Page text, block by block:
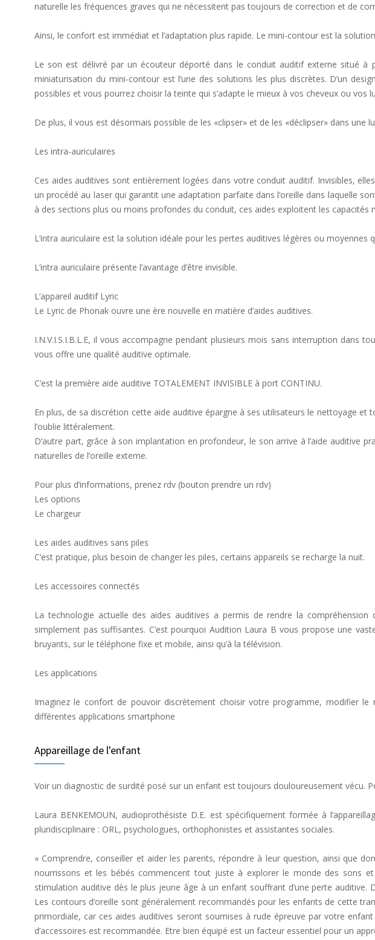
naturelle les fréquences graves qui ne nécessitent pas toujours de correction et de
Ainsi, le confort est immédiat et l’adaptation plus rapide. Le mini-contour est la
Le son est délivré par un écouteur déporté dans le conduit auditif externe situé
miniaturisation du mini-contour est l’une des solutions les plus discrètes. D’un
possibles et vous pourrez choisir la teinte qui s’adapte le mieux à vos cheveux ou vos
De plus, il vous est désormais possible de les «clipser» et de les «déclipser» dans une
Les intra-auriculaires
Ces aides auditives sont entièrement logées dans votre conduit auditif. Invisibles,
un procédé au laser qui garantit une adaptation parfaite dans l’oreille dans laquelle
à des sections plus ou moins profondes du conduit, ces aides exploitent les capacités
L’intra auriculaire est la solution idéale pour les pertes auditives légères ou moyennes
L’intra auriculaire présente l’avantage d’être invisible.
L’appareil auditif Lyric
Le Lyric de Phonak ouvre une ère nouvelle en matière d’aides auditives.
I.N.V.I.S.I.B.L.E, il vous accompagne pendant plusieurs mois sans interruption
vous offre une qualité auditive optimale.
C’est la première aide auditive TOTALEMENT INVISIBLE à port CONTINU.
En plus, de sa discrétion cette aide auditive épargne à ses utilisateurs le nettoyage
l’oublie littéralement.
D’autre part, grâce à son implantation en profondeur, le son arrive à l’aide auditive
naturelles de l’oreille externe.
Pour plus d’informations, prenez rdv (bouton prendre un rdv)
Les options
Le chargeur
Les aides auditives sans piles
C’est pratique, plus besoin de changer les piles, certains appareils se recharge la nuit.
Les accessoires connectés
La technologie actuelle des aides auditives a permis de rendre la
simplement pas suffisantes. C’est pourquoi Audition Laura B vous propose une
bruyants, sur le téléphone fixe et mobile, ainsi qu’à la télévision.
Les applications
Imaginez le confort de pouvoir discrètement choisir votre programme, modifier
différentes applications smartphone
Appareillage de l'enfant
Voir un diagnostic de surdité posé sur un enfant est toujours douloureusement vécu.
Laura BENKEMOUN, audioprothésiste D.E. est spécifiquement formée à
pluridisciplinaire : ORL, psychologues, orthophonistes et assistantes sociales.
« Comprendre, conseiller et aider les parents, répondre à leur question, ainsi que
nourrissons et les bébés commencent tout juste à explorer le monde des sons
stimulation auditive dès le plus jeune âge à un enfant souffrant d’une perte
Les contours d’oreille sont généralement recommandés pour les enfants de cette
primordiale, car ces aides auditives seront soumises à rude épreuve par votre enfant
d’accessoires est recommandée. Etre bien équipé est un facteur essentiel pour un